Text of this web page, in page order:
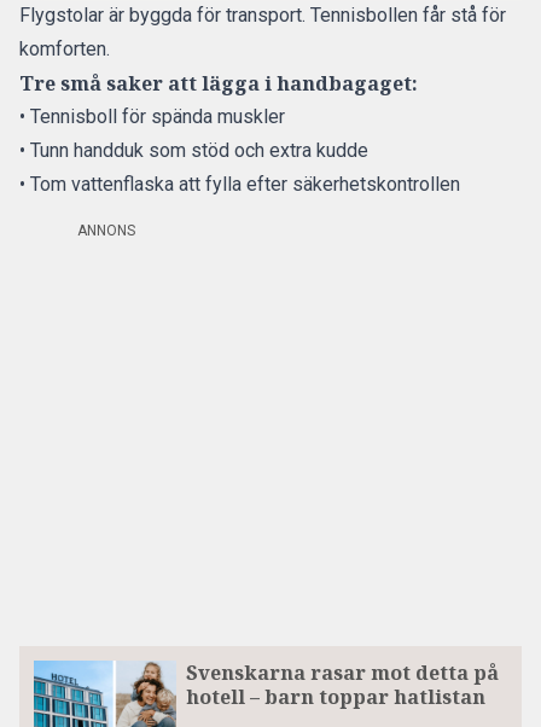
Flygstolar är byggda för transport. Tennisbollen får stå för
komforten.
Tre små saker att lägga i handbagaget:
• Tennisboll för spända muskler
• Tunn handduk som stöd och extra kudde
• Tom vattenflaska att fylla efter säkerhetskontrollen
ANNONS
Svenskarna rasar mot detta på
hotell – barn toppar hatlistan